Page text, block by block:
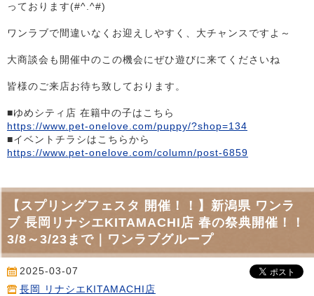
っております(#^.^#)
ワンラブで間違いなくお迎えしやすく、大チャンスですよ～
大商談会も開催中のこの機会にぜひ遊びに来てくださいね
皆様のご来店お待ち致しております。
■ゆめシティ店 在籍中の子はこちら
https://www.pet-onelove.com/puppy/?shop=134
■イベントチラシはこちらから
https://www.pet-onelove.com/column/post-6859
【スプリングフェスタ 開催！！】新潟県 ワンラ
ブ 長岡リナシエKITAMACHI店 春の祭典開催！！
3/8～3/23まで｜ワンラブグループ
2025-03-07
長岡 リナシエKITAMACHI店